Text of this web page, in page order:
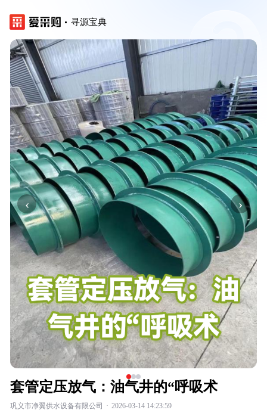
寻源宝典
‹ ›
套管定压放气：油气井的“呼吸术
巩义市净翼供水设备有限公司 · 2026-03-14 14:23:59